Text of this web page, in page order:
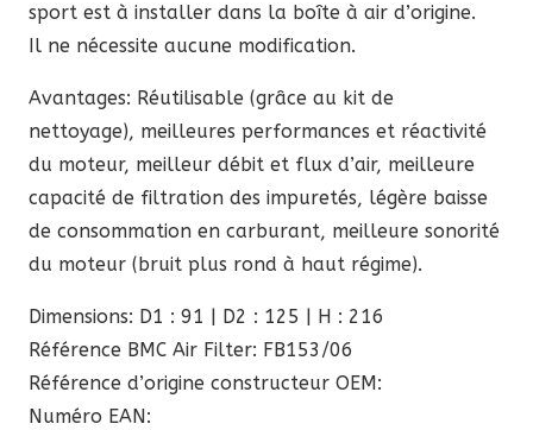
sport est à installer dans la boîte à air d’origine.
Il ne nécessite aucune modification.
Avantages: Réutilisable (grâce au kit de
nettoyage), meilleures performances et réactivité
du moteur, meilleur débit et flux d’air, meilleure
capacité de filtration des impuretés, légère baisse
de consommation en carburant, meilleure sonorité
du moteur (bruit plus rond à haut régime).
Dimensions: D1 : 91 | D2 : 125 | H : 216
Référence BMC Air Filter: FB153/06
Référence d’origine constructeur OEM:
Numéro EAN: